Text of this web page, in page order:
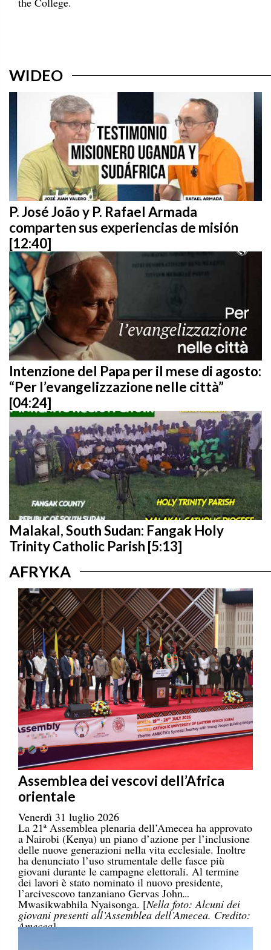
WIDEO
P. José João y P. Rafael Armada
comparten sus experiencias de misión
[12:40]
Intenzione del Papa per il mese di agosto:
“Per l’evangelizzazione nelle città”
[04:24]
Malakal, South Sudan: Fangak Holy
Trinity Catholic Parish [5:13]
AFRYKA
Assemblea dei vescovi dell’Africa
orientale
Venerdì 31 luglio 2026
La 21ª Assemblea plenaria dell’Amecea ha approvato
a Nairobi (Kenya) un piano d’azione per l’inclusione
delle nuove generazioni nella vita ecclesiale. Inoltre
ha denunciato l’uso strumentale delle fasce più
giovani durante le campagne elettorali. Al termine
dei lavori è stato nominato il nuovo presidente,
l’arcivescovo tanzaniano Gervas John
Mwasikwabhila Nyaisonga. [Nella foto: Alcuni dei
giovani presenti all’Assemblea dell’Amecea. Credito:
Amecea]